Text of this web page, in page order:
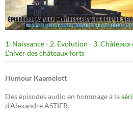
1. Naissance- 2. Evolution - 3. Châteaux
L’hiver des châteaux forts
Humour Kaamelott
Des épisodes audio en hommage à la
d'Alexandre ASTIER.